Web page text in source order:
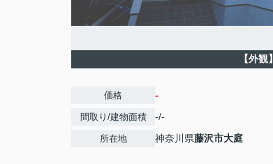
【外観】
価格 -
間取り/建物面積 -/-
所在地 神奈川県藤沢市大庭